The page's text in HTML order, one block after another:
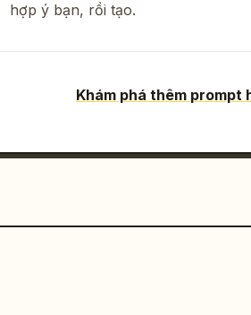
hợp ý bạn, rồi tạo.
Khám phá thêm prompt